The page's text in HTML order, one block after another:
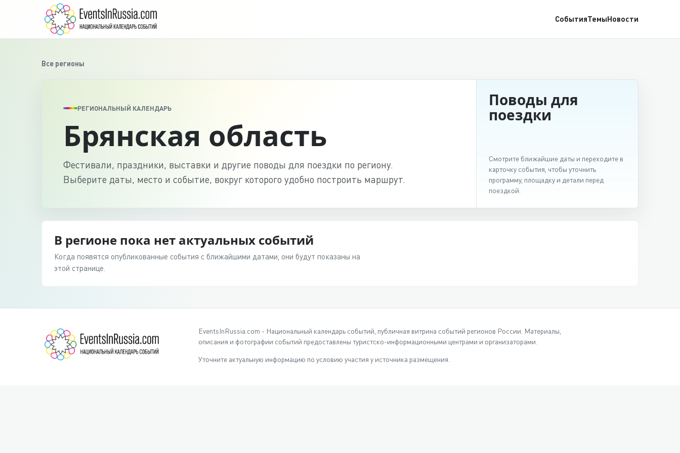
СобытияТемыНовости
Все регионы
РЕГИОНАЛЬНЫЙ КАЛЕНДАРЬ
Брянская область
Фестивали, праздники, выставки и другие поводы для поездки по региону.
Выберите даты, место и событие, вокруг которого удобно построить маршрут.
Поводы для
поездки
Смотрите ближайшие даты и переходите в
карточку события, чтобы уточнить
программу, площадку и детали перед
поездкой.
В регионе пока нет актуальных событий
Когда появятся опубликованные события с ближайшими датами, они будут показаны на
этой странице.
EventsInRussia.com - Национальный календарь событий, публичная витрина событий регионов России. Материалы,
описания и фотографии событий предоставлены туристско-информационными центрами и организаторами.
Уточните актуальную информацию по условию участия у источника размещения.